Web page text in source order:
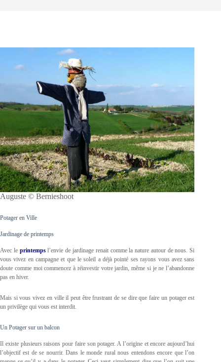
Auguste © Bernieshoot
Potager en Ville
Jardinage de printemps
Avec le printempsl’envie de jardinage renait comme la nature autour de nous. Si
vous vivez en campagne et que le soleil a déjà pointé ses rayons vous avez sans
doute comme moi commencez à réinvestir votre jardin, même si je ne l’abandonne
pas en hiver.
Mais si vous vivez en ville il peut être frustrant de se dire que faire un potager est
un privilège qui vous est interdit.
Un Potager sur un balcon
Il existe plusieurs raisons pour faire son potager. A l’origine et encore aujourd’hui
l’objectif est de se nourrir. Dans le monde rural nous entendons encore que l’on